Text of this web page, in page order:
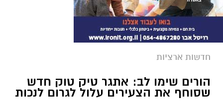
חדשות ארציות
הורים שימו לב: אתגר טיק טוק חדש
שסוחף את הצעירים עלול לגרום לנכות